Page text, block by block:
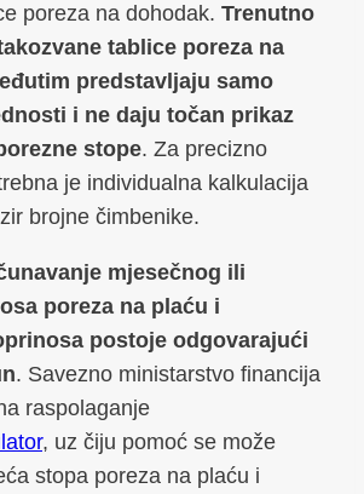
poreza na dohodak. Trenutno
tablice poreza na
predstavljaju samo
i ne daju točan prikaz
stope. Za precizno
je individualna kalkulacija
brojne čimbenike.
mjesečnog ili
poreza na plaću i
postoje odgovarajući
. Savezno ministarstvo financija
raspolaganje
, uz čiju pomoć se može
stopa poreza na plaću i